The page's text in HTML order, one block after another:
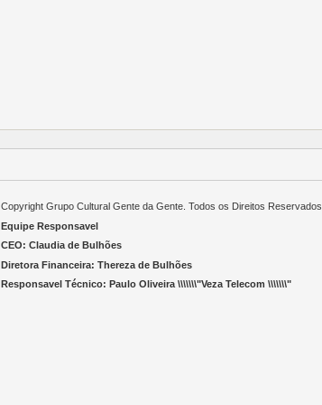
Copyright Grupo Cultural Gente da Gente. Todos os Direitos Reservados.
Equipe Responsavel
CEO: Claudia de Bulhões
Diretora Financeira: Thereza de Bulhões
Responsavel Técnico: Paulo Oliveira \\\\\\\"Veza Telecom \\\\\\\"